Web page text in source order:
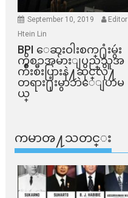
September 10, 2019
Editor
Htein Lin
BPI ​ေဆးဝါးစက္​႐ုံးမွဴး
ကိစၥအမ်ားျပည္​သူအ
က်ိဳးစီးပြားနဲ႔ဆိုင္​လို႔
တရား႐ုံးမွာဘဲေျပာမ
ယ္​
ကမာၻ႔သတင္း